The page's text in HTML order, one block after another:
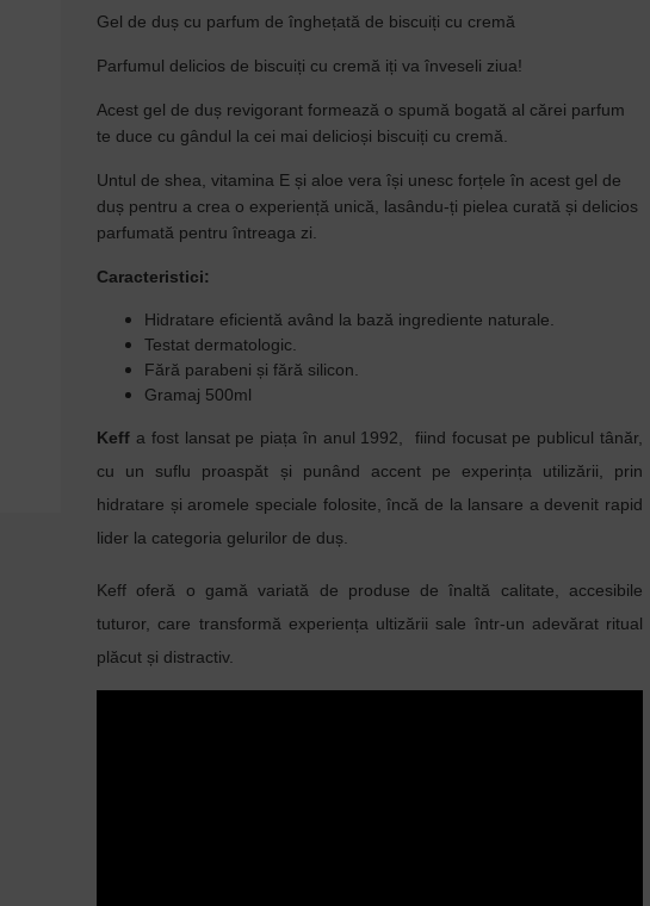
Gel de duș cu parfum de înghețată de biscuiți cu cremă
Parfumul delicios de biscuiți cu cremă iți va înveseli ziua!
Acest gel de duș revigorant formează o spumă bogată al cărei parfum
te duce cu gândul la cei mai delicioși biscuiți cu cremă.
Untul de shea, vitamina E și aloe vera își unesc forțele în acest gel de
duș pentru a crea o experiență unică, lasându-ți pielea curată și delicios
parfumată pentru întreaga zi.
Caracteristici:
Hidratare eficientă având la bază ingrediente naturale.
Testat dermatologic.
Fără parabeni și fără silicon.
Gramaj 500ml
Keff a fost lansat pe piața în anul 1992, fiind focusat pe publicul tânăr,
cu un suflu proaspăt și punând accent pe experința utilizării, prin
hidratare și aromele speciale folosite, încă de la lansare a devenit rapid
lider la categoria gelurilor de duș.
Keff oferă o gamă variată de produse de înaltă calitate, accesibile
tuturor, care transformă experiența ultizării sale într-un adevărat ritual
plăcut și distractiv.